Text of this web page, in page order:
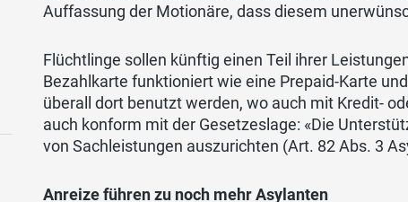
Auffassung der Motionäre, dass diesem
Flüchtlinge sollen künftig einen Teil ihrer
Bezahlkarte funktioniert wie eine Prepaid-Karte
überall dort benutzt werden, wo auch mit Kredit-
auch konform mit der Gesetzeslage: «Die
von Sachleistungen auszurichten (Art. 82 Abs. 3
Anreize führen zu noch mehr Asylanten